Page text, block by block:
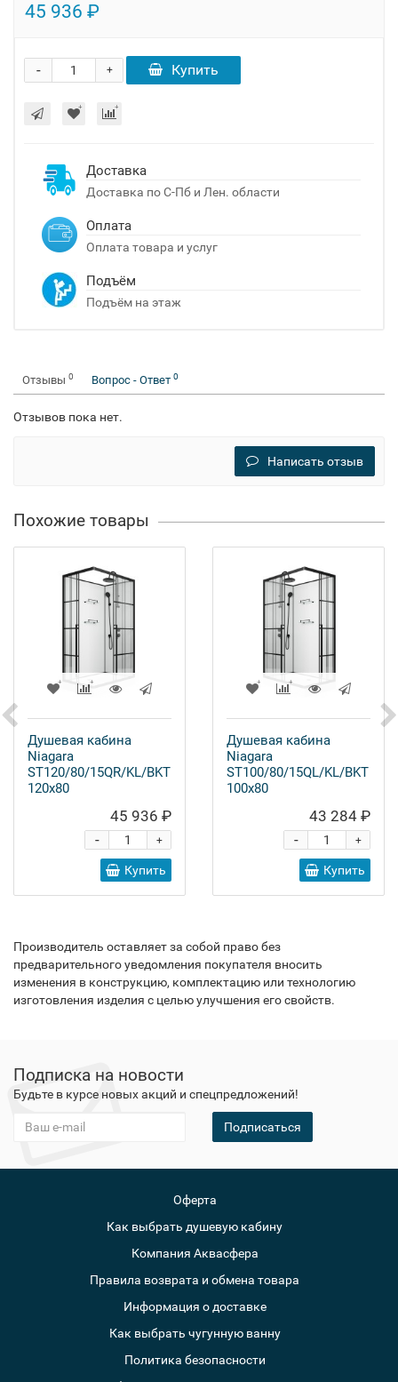
45 936 ₽
+
- Купить
Доставка
Доставка по С-Пб и Лен. области
Оплата
Оплата товара и услуг
Подъём
Подъём на этаж
Отзывы 0 Вопрос - Ответ 0
Отзывов пока нет.
Написать отзыв
Похожие товары
Душевая кабина
Niagara
ST120/80/15QR/KL/BKT
120x80
45 936 ₽
+
-
Купить
Душевая кабина
Niagara
ST100/80/15QL/KL/BKT
100x80
43 284 ₽
+
-
Купить
Производитель оставляет за собой право без
предварительного уведомления покупателя вносить
изменения в конструкцию, комплектацию или технологию
изготовления изделия с целью улучшения его свойств.
Подписка на новости
Будьте в курсе новых акций и спецпредложений!
Подписаться
Оферта
Как выбрать душевую кабину
Компания Аквасфера
Правила возврата и обмена товара
Информация о доставке
Как выбрать чугунную ванну
Политика безопасности